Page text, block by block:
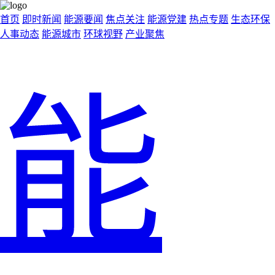
首页 即时新闻 能源要闻 焦点关注 能源党建 热点专题 生态环保
人事动态 能源城市 环球视野 产业聚焦
能